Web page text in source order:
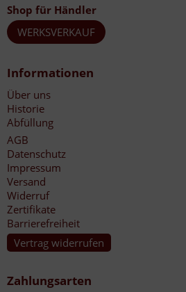
Shop für Händler
WERKSVERKAUF
Informationen
Über uns
Historie
Abfüllung
AGB
Datenschutz
Impressum
Versand
Widerruf
Zertifikate
Barrierefreiheit
Vertrag widerrufen
Zahlungsarten